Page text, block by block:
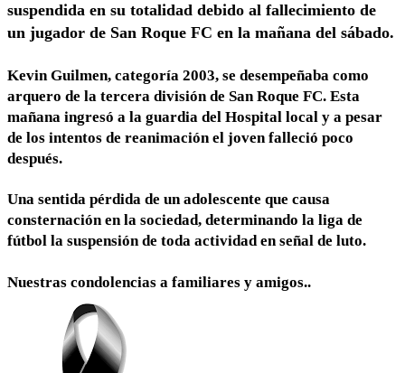
suspendida en su totalidad debido al fallecimiento de
un jugador de San Roque FC en la mañana del sábado.
Kevin Guilmen, categoría 2003, se desempeñaba como
arquero de la tercera división de San Roque FC. Esta
mañana ingresó a la guardia del Hospital local y a pesar
de los intentos de reanimación el joven falleció poco
después.
Una sentida pérdida de un adolescente que causa
consternación en la sociedad, determinando la liga de
fútbol la suspensión de toda actividad en señal de luto.
Nuestras condolencias a familiares y amigos..